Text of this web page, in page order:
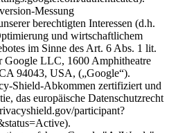
Messung
berechtigten Interessen (d.h.
und wirtschaftlichem
im Sinne des Art. 6 Abs. 1 lit.
LLC, 1600 Amphitheatre
94043, USA, („Google“).
Shield-Abkommen zertifiziert und
das europäische Datenschutzrecht
participant?